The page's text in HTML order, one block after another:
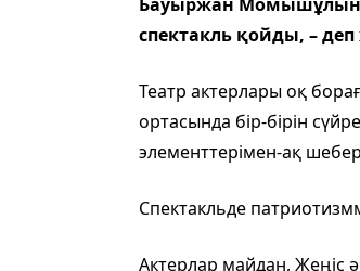
спектакль қойды, –
Театр актерлары оқ
ортасында бір-бірін
элементтерімен-ақ шебер
Спектакльде
Актерлар майдан, Жеңіс